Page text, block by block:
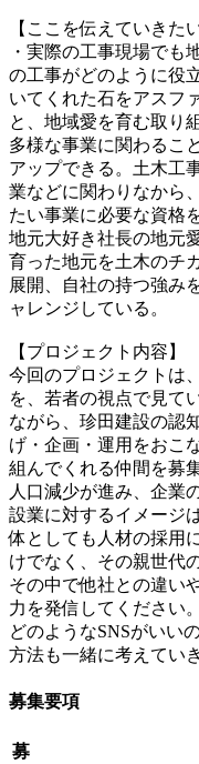
【ここを伝えていきたい
・実際の工事現場でも
の工事がどのように役
いてくれた石をアスフ
と、地域愛を育む取り
多様な事業に関わるこ
アップできる。土木工
業などに関わりなから
たい事業に必要な資格
地元大好き社長の地元
育った地元を土木のチ
展開、自社の持つ強み
ャレンジしている。
【プロジェクト内容】
今回のプロジェクトは
を、若者の視点で見て
ながら、珍田建設の認
げ・企画・運用をおこ
組んでくれる仲間を募
人口減少が進み、企業
設業に対するイメージ
体としても人材の採用
けでなく、その親世代
その中で他社との違い
力を発信してください。
どのようなSNSがいい
方法も一緒に考えてい
募集要項
募